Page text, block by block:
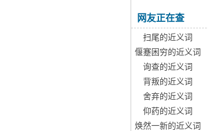
网友正在查
扫尾的近义词
偃蹇困穷的近义词
询查的近义词
背叛的近义词
舍弃的近义词
仰药的近义词
焕然一新的近义词